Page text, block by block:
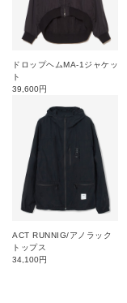
ドロップヘムMA-1ジャケッ
ト
39,600円
ACT RUNNIG/アノラック
トップス
34,100円